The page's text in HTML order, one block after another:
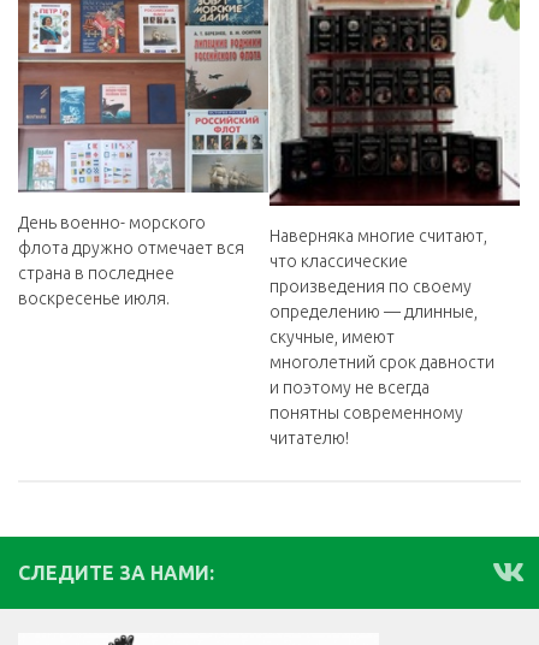
День военно- морского
флота дружно отмечает вся
страна в последнее
воскресенье июля.
Наверняка многие считают,
что классические
произведения по своему
определению — длинные,
скучные, имеют
многолетний срок давности
и поэтому не всегда
понятны современному
читателю!
СЛЕДИТЕ ЗА НАМИ: